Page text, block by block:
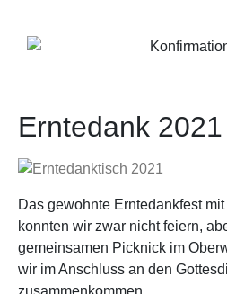
Erntedank 2021
Das gewohnte Erntedankfest
konnten wir zwar nicht feiern,
gemeinsamen Picknick im
wir im Anschluss an den